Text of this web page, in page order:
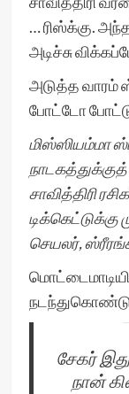
… ரிஸ்க்கு.
அடிச்சு
அடுத்த வாரம்
போட்டோ
மிஸ்ஸியம்மா
சாவித்திரி
செயலர்,
நடந்துகொண்டு
சேகர்
நான்